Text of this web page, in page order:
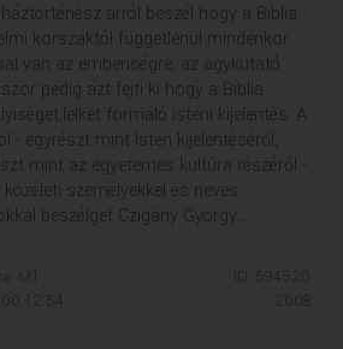
arról beszél hogy a Biblia
korszaktól függetlenül mindenkor
van az emberiségre, az agykutató
pedig azt fejti ki hogy a Biblia
formáló isteni kijelentés. A
- egyrészt mint Isten kijelentéséről,
mint az egyetemes kultúra részéről -
személyekkel és neves
beszélget Czigány György....
M1
00:12:54
ID: 594520